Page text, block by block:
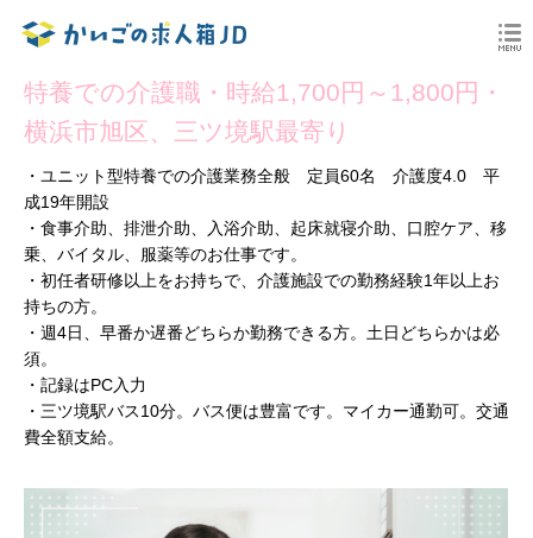
特養での介護職・時給1,700円～1,800円・
横浜市旭区、三ツ境駅最寄り
・ユニット型特養での介護業務全般 定員60名 介護度4.0 平
成19年開設
・食事介助、排泄介助、入浴介助、起床就寝介助、口腔ケア、移
乗、バイタル、服薬等のお仕事です。
・初任者研修以上をお持ちで、介護施設での勤務経験1年以上お
持ちの方。
・週4日、早番か遅番どちらか勤務できる方。土日どちらかは必
須。
・記録はPC入力
・三ツ境駅バス10分。バス便は豊富です。マイカー通勤可。交通
費全額支給。